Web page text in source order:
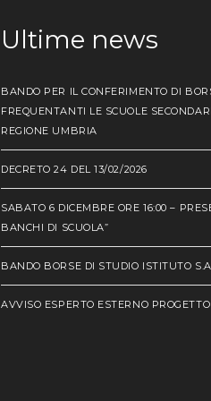
Ultime news
BANDO PER IL CONFERIMENTO DI
FREQUENTANTI LE SCUOLE
REGIONE UMBRIA
DECRETO 24 DEL 13/02/2026
SABATO 6 DICEMBRE ORE 16:00 –
BANCHI DI SCUOLA”
BANDO BORSE DI STUDIO ISTITUTO
AVVISO ESPERTO ESTERNO